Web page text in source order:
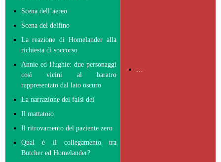
Scena dell’aereo
Scena del delfino
La reazione di Homelander alla
richiesta di soccorso
Annie ed Hughie: due personaggi
così vicini al baratro
rappresentato dal lato oscuro
La narrazione dei falsi dei
Il mattatoio
Il ritrovamento del paziente zero
Qual è il collegamento tra
Butcher ed Homelander?